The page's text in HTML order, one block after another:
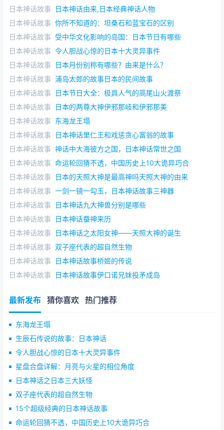
（匈奴、突厥），而且都在军事上处于优势地位，并最终
迫使北方民族走向衰败。
地区。
中国历史10大诡异巧合——叹两宋灭亡，皆于异族之
手
宋朝（公元960年～1279年）是中国历史上承五代十
与南宋，合称两宋。值得注意的是，北宋和南宋都是被异
族所灭，投降后，皇帝和皇族都被掳往北方。
北宋是由后周将领赵匡胤建立的。赵匡胤本是后周的
殿前都点检，由于战功卓着，成为了后周世宗的左膀右
臂。周世宗死后，继位的周恭帝年幼，赵匡胤于是有了称
帝的野心。显德七年春天，赵匡胤发动陈桥兵变，做了大
宋的皇帝。后来，北宋经太宗、真宗、仁宗、英宗至神
宗，这一时期社会趋于稳定，经济规模空前，文化更是盛
极一时。
公元1126年，金国灭辽后，决定向北宋发动大规模进
攻。金军很快打到了宋朝京城开封。宋徽宗非常恐慌，赶
忙退位，让太子赵桓继位，自己则逃到南方的镇江去了。
宋钦宗即帝位，年号“靖康”。抗战派主将李纲主持开封事
后，北宋统治者以为万事大吉，又过起了醉生梦死的生
活。
然而，金军在经过一个夏天的休整后，再次南侵。这
抗，一心只想求和。没过多久，开封陷落，宋徽宗与宋钦
宗皆被金兵俘虏。
靖康二年（公元1127年）正月，金军将徽、钦二帝和
后妃、皇宗贵戚等3000人全都掳往北方。当时的开封城中
名的的“靖康之变”。
日本神话故事 日本神话由来,日本经典神话人物
日本神话故事 你所不知道的：坦桑石和蓝宝石的区别
日本神话故事 受中华文化影响的岛国：日本节日有哪些
日本神话故事 令人胆战心惊的日本十大灵异事件
日本神话故事 日本月份别称有哪些？由来是什么？
日本神话故事 浦岛太郎的故事日本的民间故事
日本神话故事 日本节日大全：极具人气的高尾山火渡祭
日本神话故事 日本的两尊大神伊邪那岐和伊邪那美
日本神话故事 东海龙王塌
日本神话故事 日本神话里仁王和戏惩贪心富翁的故事
日本神话故事 神话中大海彼方之国，日本神话常世之国
日本神话故事 命运轮回猜不透，中国历史上10大诡异巧合
日本神话故事 日本的天照大神是最高神吗天照大神的由来
日本神话故事 一剑一镜一勾玉，日本神话故事三神器
日本神话故事 日本神话九大神兽分别是哪些
日本神话故事 日本神话蚕神来历
日本神话故事 日本神话之太阳女神——天照大神的诞生
日本神话故事 双子座代表的超自然生物
日本神话故事 日本神话故事桥姬的传说
日本神话故事 日本神话故事伊口诺兄妹投矛成岛
最新发布 猜你喜欢 热门推荐
东海龙王塌
生辰石传说的故事：日本神话
令人胆战心惊的日本十大灵异事件
星盘合盘详解：月亮与火星的相位角度
日本神话之日本三大妖怪
双子座代表的超自然生物
15个超级经典的日本神话故事
命运轮回猜不透，中国历史上10大诡异巧合